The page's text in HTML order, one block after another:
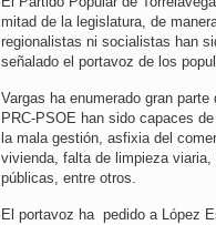
mitad de la legislatura, de
regionalistas ni socialistas han
señalado el portavoz de los
Vargas ha enumerado gran
PRC-PSOE han sido capaces
la mala gestión, asfixia del
vivienda, falta de limpieza
públicas, entre otros.
El portavoz ha pedido a López